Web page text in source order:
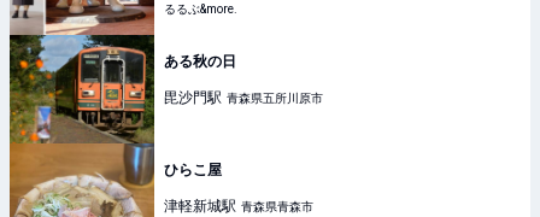
るるぶ&more.
ある秋の日
毘沙門駅 青森県五所川原市
ひらこ屋
津軽新城駅 青森県青森市